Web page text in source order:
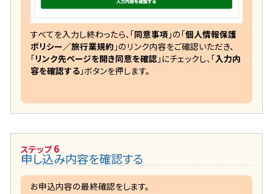
すべてを入力し終わったら、「同意事項 」の「個人情報保護
ポリシー／旅行業規約 」のリンク内容をご確認いただき、
「リンク先ページを開き同意を確認」にチェックし、「入力内
容を確認する」ボタンを押します。
ステップ 6
申し込み内容を確認する
お申込内容の最終確認をします。